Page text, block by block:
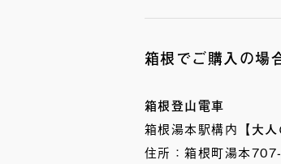
箱根でご購入の場
箱根登山電車
箱根湯本駅構内 【大
住所：箱根町湯本